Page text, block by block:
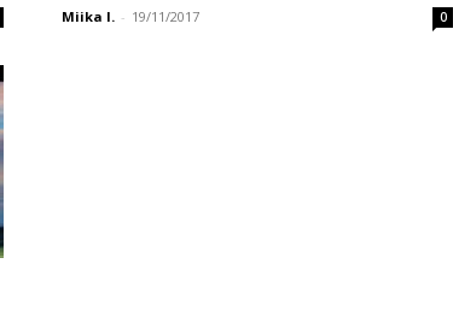
Miika I. - 19/11/2017 0